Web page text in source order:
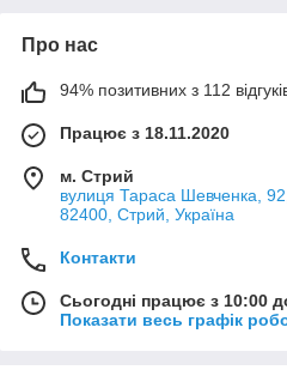
Про нас
94% позитивних з 112
Працює з 18.11.2020
м. Стрий
вулиця Тараса Шевченка,
82400, Стрий, Україна
Контакти
Сьогодні працює з 10:00
Показати весь графік